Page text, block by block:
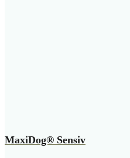
MaxiDog® Sensiv